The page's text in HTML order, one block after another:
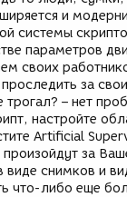
и
системы
параметров
своих
за
трогал? – нет
настройте
Artificial
за
виде снимков и
что-либо еще